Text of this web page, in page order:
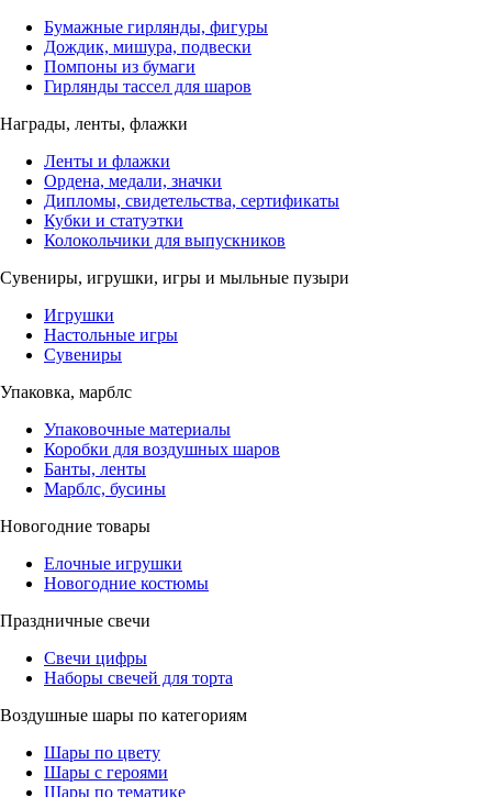
Бумажные гирлянды, фигуры
Дождик, мишура, подвески
Помпоны из бумаги
Гирлянды тассел для шаров
Награды, ленты, флажки
Ленты и флажки
Ордена, медали, значки
Дипломы, свидетельства, сертификаты
Кубки и статуэтки
Колокольчики для выпускников
Сувениры, игрушки, игры и мыльные пузыри
Игрушки
Настольные игры
Сувениры
Упаковка, марблс
Упаковочные материалы
Коробки для воздушных шаров
Банты, ленты
Марблс, бусины
Новогодние товары
Елочные игрушки
Новогодние костюмы
Праздничные свечи
Свечи цифры
Наборы свечей для торта
Воздушные шары по категориям
Шары по цвету
Шары с героями
Шары по тематике